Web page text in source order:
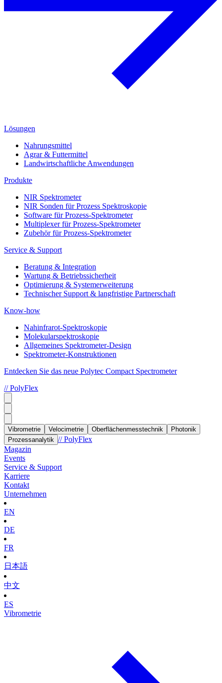
Lösungen
Nahrungsmittel
Agrar & Futtermittel
Landwirtschaftliche Anwendungen
Produkte
NIR Spektrometer
NIR Sonden für Prozess Spektroskopie
Software für Prozess-Spektrometer
Multiplexer für Prozess-Spektrometer
Zubehör für Prozess-Spektrometer
Service & Support
Beratung & Integration
Wartung & Betriebssicherheit
Optimierung & Systemerweiterung
Technischer Support & langfristige Partnerschaft
Know-how
Nahinfrarot-Spektroskopie
Molekularspektroskopie
Allgemeines Spektrometer-Design
Spektrometer-Konstruktionen
Entdecken Sie das neue Polytec Compact Spectrometer
// PolyFlex
Vibrometrie Velocimetrie Oberflächenmesstechnik
Photonik
Prozessanalytik // PolyFlex
Magazin
Events
Service & Support
Karriere
Kontakt
Unternehmen
EN
DE
FR
日本語
中文
ES
Vibrometrie